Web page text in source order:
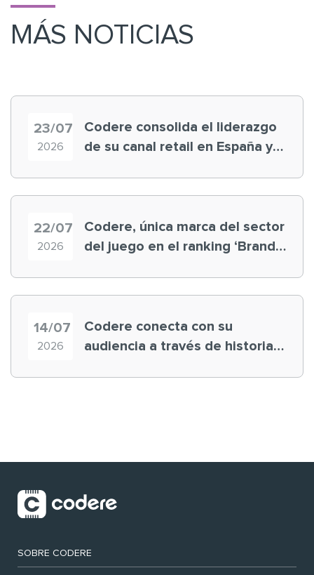
MÁS NOTICIAS
23/07
2026
Codere consolida el liderazgo
de su canal retail en España y
22/07
2026
Codere, única marca del sector
del juego en el ranking ‘Brand
14/07
2026
Codere conecta con su
audiencia a través de historias
SOBRE CODERE